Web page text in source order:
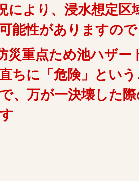
により、浸水想定区
能性がありますの
災重点ため池ハザー
ちに「危険」とい
、万が一決壊した